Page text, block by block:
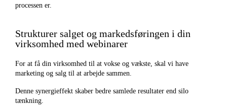
processen er.
Strukturer salget og markedsføringen i din
virksomhed med webinarer
For at få din virksomhed til at vokse og vækste, skal vi have
marketing og salg til at arbejde sammen.
Denne synergieffekt skaber bedre samlede resultater end silo
tænkning.